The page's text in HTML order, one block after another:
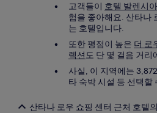
고객들이 호텔 발렌시
험을 좋아해요. 산타나
는 호텔입니다.
또한 평점이 높은 더 로
렉션도 단 몇 걸음 거리
사실, 이 지역에는
타 숙박 시설 등 선택할
산타나 로우 쇼핑 센터 근처 호텔